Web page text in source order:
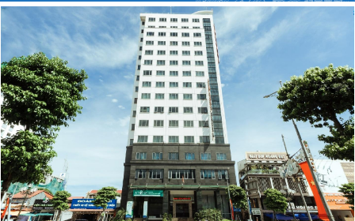
2024
(17/08/2024)